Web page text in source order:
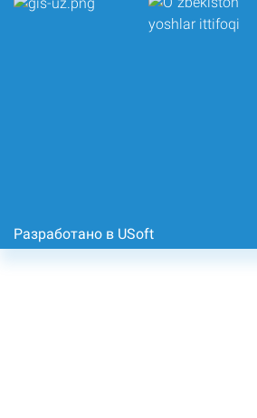
Разработано в USoft